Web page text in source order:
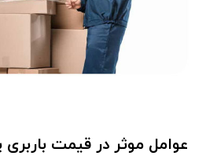
عوامل موثر در قیمت